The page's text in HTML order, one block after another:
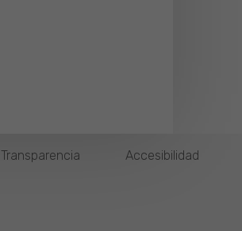
Transparencia Accesibilidad